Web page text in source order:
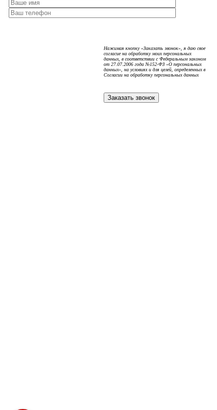
Нажимая кнопку «Заказать звонок», я даю свое
согласие на обработку моих персональных
данных, в соответствии с Федеральным законом
от 27.07.2006 года №152-ФЗ «О персональных
данных», на условиях и для целей, определенных в
Согласии на обработку персональных данных